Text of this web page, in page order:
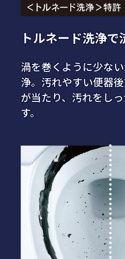
トルネード洗浄で
渦を巻くように少な
浄。汚れやすい便器
が当たり、汚れをし
す。